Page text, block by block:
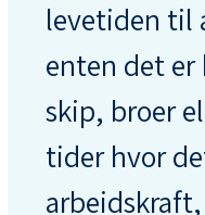
levetiden til
enten det er
skip, broer
tider hvor